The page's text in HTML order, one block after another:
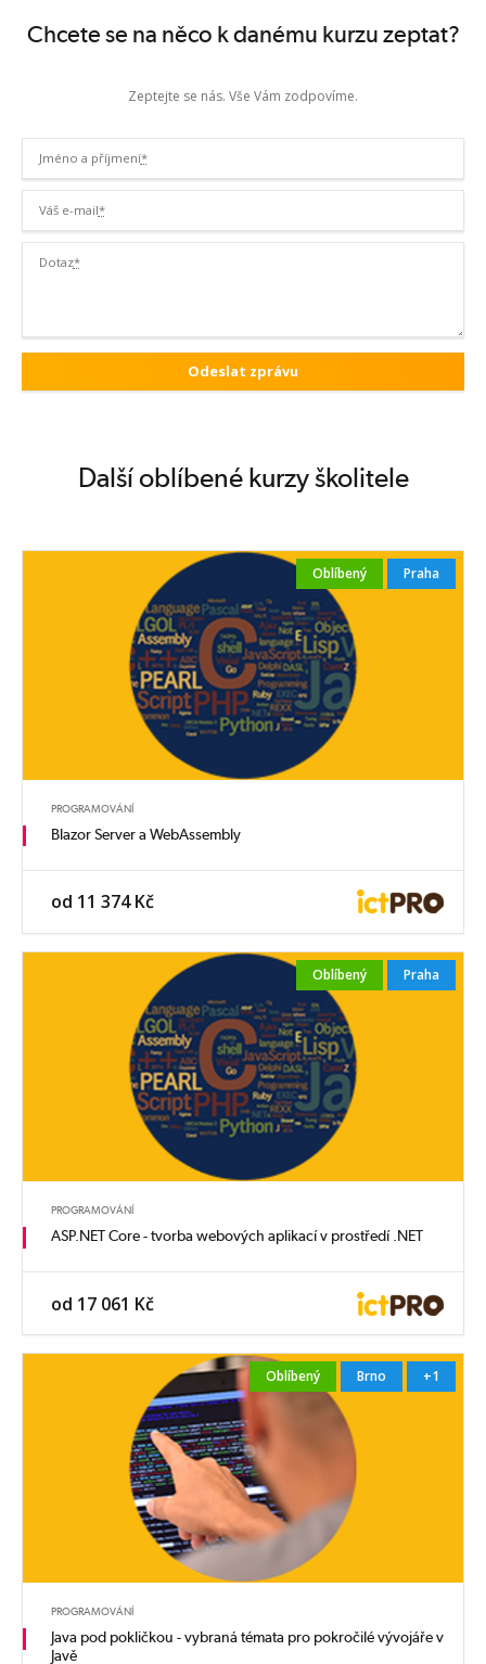
Chcete se na něco k danému kurzu zeptat?
Zeptejte se nás. Vše Vám zodpovíme.
Jméno a příjmení*
Váš e-mail*
Dotaz*
Další oblíbené kurzy školitele
Oblíbený Praha
PROGRAMOVÁNÍ
Blazor Server a WebAssembly
od 11 374 Kč
Oblíbený Praha
PROGRAMOVÁNÍ
ASP.NET Core - tvorba webových aplikací v prostředí .NET
od 17 061 Kč
Oblíbený Brno +1
PROGRAMOVÁNÍ
Java pod pokličkou - vybraná témata pro pokročilé vývojáře v
Javě